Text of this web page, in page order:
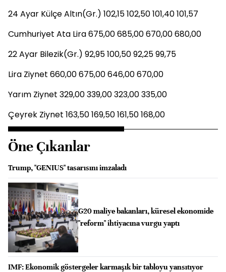
24 Ayar Külçe Altın(Gr.) 102,15 102,50 101,40 101,57
Cumhuriyet Ata Lira 675,00 685,00 670,00 680,00
22 Ayar Bilezik(Gr.) 92,95 100,50 92,25 99,75
Lira Ziynet 660,00 675,00 646,00 670,00
Yarım Ziynet 329,00 339,00 323,00 335,00
Çeyrek Ziynet 163,50 169,50 161,50 168,00
Öne Çıkanlar
Trump, "GENIUS" tasarısını imzaladı
G20 maliye bakanları, küresel ekonomide
"reform" ihtiyacına vurgu yaptı
IMF: Ekonomik göstergeler karmaşık bir tabloyu yansıtıyor